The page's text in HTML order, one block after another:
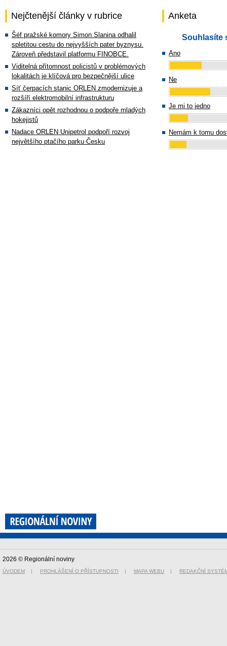
Nejčtenější články v rubrice
Šéf pražské komory Simon Slanina odhalil
spletitou cestu do nejvyšších pater byznysu.
Zároveň představil platformu FINOBCE.
Viditelná přítomnost policistů v problémových
lokalitách je klíčová pro bezpečnější ulice
Síť čerpacích stanic ORLEN zmodernizuje a
rozšíří elektromobilní infrastrukturu
Zákazníci opět rozhodnou o podpoře mladých
hokejistů
Nadace ORLEN Unipetrol podpoří rozvoj
největšího ptačího parku Česku
Anketa
Souhlasíte
Ano
Ne
Je mi to jedno
Nemám k tomu
2026 © Regionální noviny
ÚVODEM | PROHLÁŠENÍ O PŘÍSTUPNOSTI | MAPA WEBU | REDAKČNÍ